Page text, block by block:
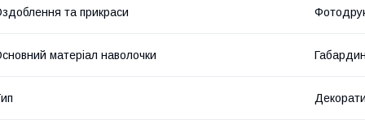
та прикраси
матеріал наволочки Габардин